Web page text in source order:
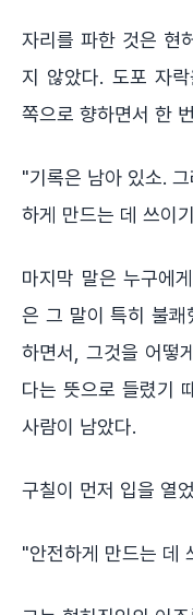
자리를 파한 것은 현
지 않았다. 도포 자
쪽으로 향하면서 한
"기록은 남아 있소.
하게 만드는 데 쓰이
마지막 말은 누구에
은 그 말이 특히 불쾌
하면서, 그것을 어떻
다는 뜻으로 들렸기
사람이 남았다.
구칠이 먼저 입을 열
"안전하게 만드는 데